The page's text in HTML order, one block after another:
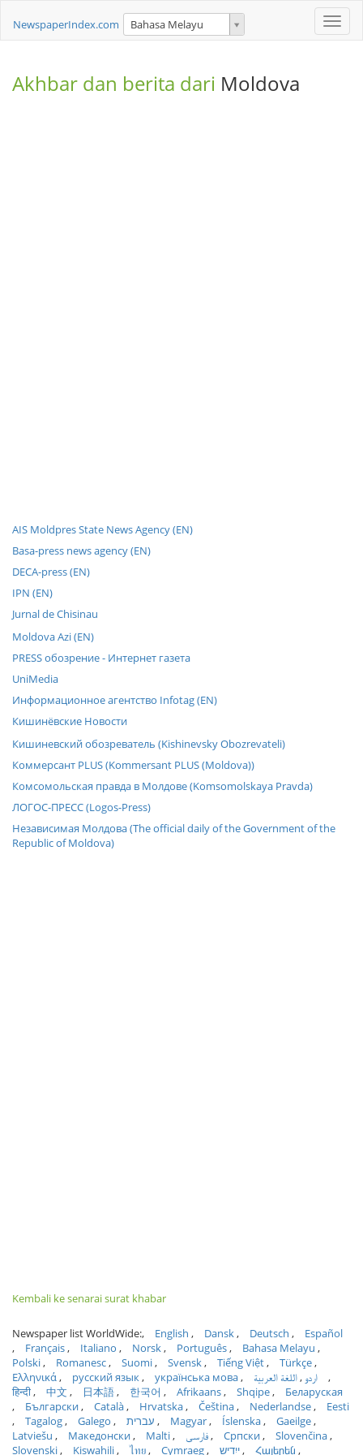
Toggle
NewspaperIndex.com Bahasa Melayu
Akhbar dan berita dari Moldova
AIS Moldpres State News Agency (EN)
Basa-press news agency (EN)
DECA-press (EN)
IPN (EN)
Jurnal de Chisinau
Moldova Azi (EN)
PRESS обозрение - Интернет газета
UniMedia
Информационное агентство Infotag (EN)
Кишинёвские Новости
Кишиневский обозреватель (Kishinevsky Obozrevateli)
Коммерсант PLUS (Kommersant PLUS (Moldova))
Комсомольская правда в Молдове (Komsomolskaya Pravda)
ЛОГОС-ПРЕСС (Logos-Press)
Независимая Молдова (The official daily of the Government of the
Republic of Moldova)
Kembali ke senarai surat khabar
Newspaper list WorldWide: English Dansk Deutsch
Español
Français
Italiano Norsk Português
Bahasa Melayu
Polski
Romanesc Suomi Svensk Tiếng Việt
Türkçe
Ελληνικά
русский язык українська мова اردو اللغة العربية
हिन्दी
中文 日本語 한국어 Afrikaans Shqipe
Беларуская
Български
Català Hrvatska Čeština Nederlandse
Eesti
Tagalog
Galego עברית Magyar Íslenska
Gaeilge
Latviešu
Македонски Malti فارسی Српски
Slovenčina
Slovenski
Kiswahili ไทย Cymraeg ייִדיש Հայերեն